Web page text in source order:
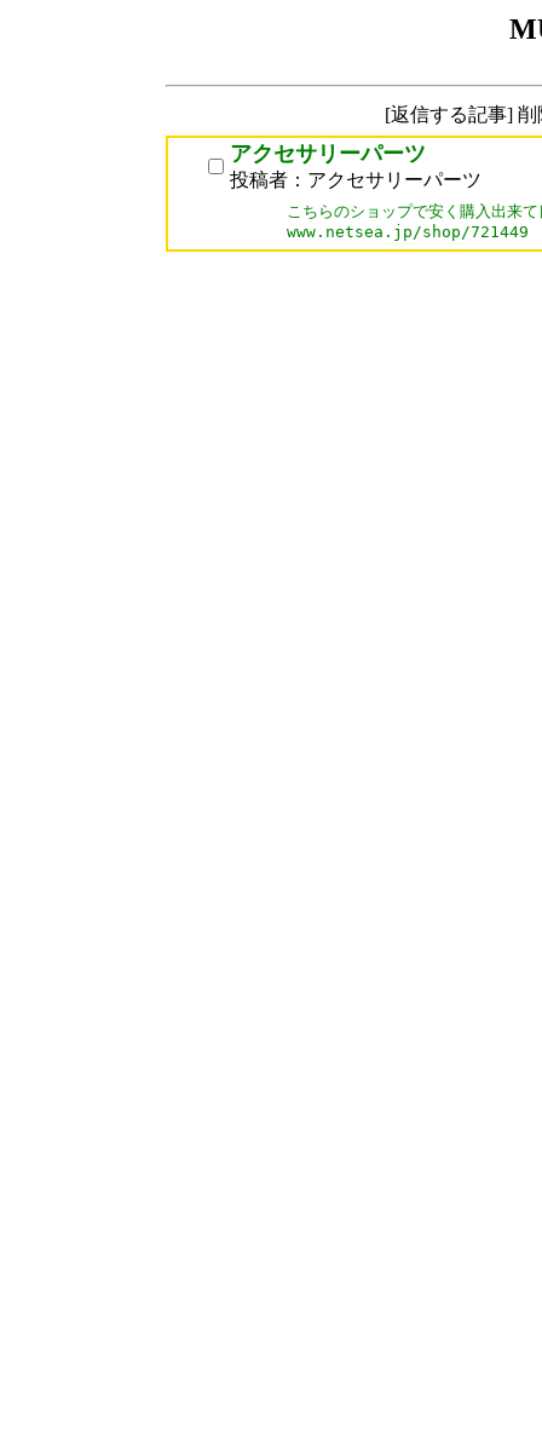
[返信する記事]
アクセサリーパーツ
投稿者：アクセサリーパーツ
こちらのショップで安く購入出来
www.netsea.jp/shop/721449